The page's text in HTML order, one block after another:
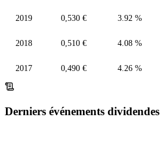
2019 0,530 € 3.92 %
2018 0,510 € 4.08 %
2017 0,490 € 4.26 %
Derniers événements dividendes